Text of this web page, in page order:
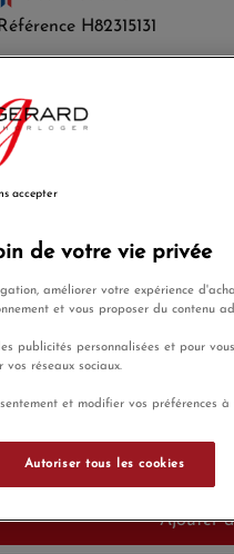
Référence H82315131
Sur la plage, à la piscine ou
Scuba va faire des vagues
surfeurs et
que fonctionnelle.
de sport ou la durée
La nouvelle montre de
à 100 mètres),
lunette noir et bleue, donne
prix exceptionnel.
€
seulement 89,50 €
Ajouter
de votre vie privée
améliorer votre expérience
et vous proposer du contenu
publicités personnalisées et pour
vos réseaux sociaux.
et modifier vos préférences à
Autoriser tous les cookies
accepter